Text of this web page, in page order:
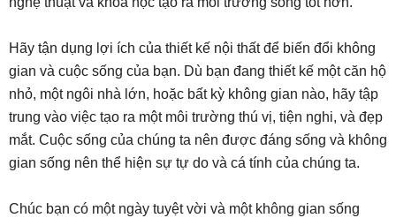
Hãy tận dụng lợi ích của thiết kế nội thất để biến đổi không
gian và cuộc sống của bạn. Dù bạn đang thiết kế một căn hộ
nhỏ, một ngôi nhà lớn, hoặc bất kỳ không gian nào, hãy tập
trung vào việc tạo ra một môi trường thú vị, tiện nghi, và đẹp
mắt. Cuộc sống của chúng ta nên được đáng sống và không
gian sống nên thể hiện sự tự do và cá tính của chúng ta.
Chúc bạn có một ngày tuyệt vời và một không gian sống